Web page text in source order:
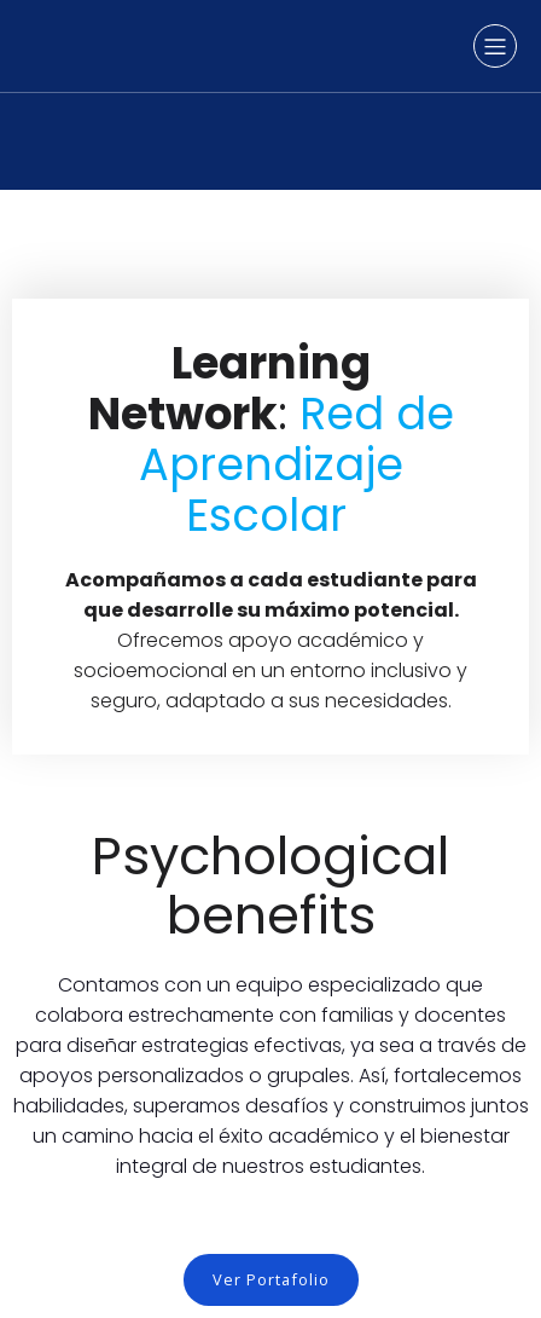
Learning
Network: Red de
Aprendizaje
Escolar
Acompañamos a cada estudiante para
que desarrolle su máximo potencial.
Ofrecemos apoyo académico y
socioemocional en un entorno inclusivo y
seguro, adaptado a sus necesidades.
Psychological
benefits
Contamos con un equipo especializado que
colabora estrechamente con familias y docentes
para diseñar estrategias efectivas, ya sea a través de
apoyos personalizados o grupales. Así, fortalecemos
habilidades, superamos desafíos y construimos juntos
un camino hacia el éxito académico y el bienestar
integral de nuestros estudiantes.
Ver Portafolio